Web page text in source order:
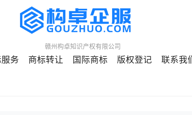
赣州构卓知识产权有限公司
务 商标转让 国际商标 版权登记 联系我